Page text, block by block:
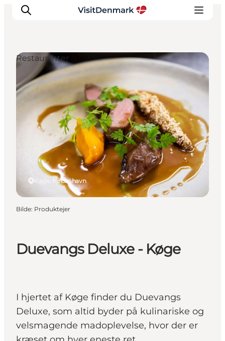
Inspirasjon
Reisemål
Aktiviteter
Overnatting
Planlegg reisen
Duevangs Deluxe - Køge
I hjertet af Køge finder du Duevangs
Deluxe, som altid byder på kulinariske og
velsmagende madoplevelse, hvor der er
Køge, København
Restauranter
Bilde: Produktejer